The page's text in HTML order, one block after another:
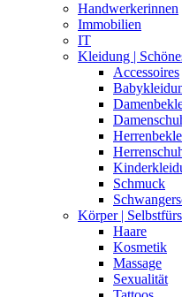
Handwerkerinnen
Immobilien
IT
Kleidung |
Accessoires
Schmuck
Körper |
Haare
Kosmetik
Massage
Sexualität